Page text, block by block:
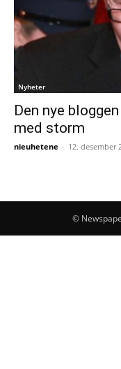
Nyheter
Den nye
med storm
nieuhetene - 12. desember
©